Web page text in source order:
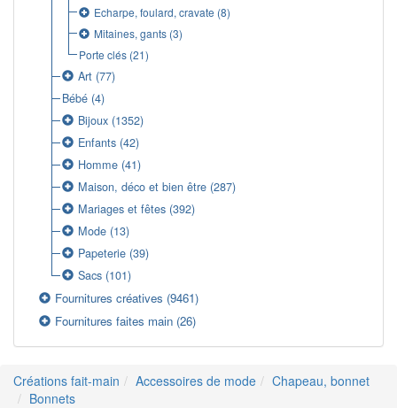
Echarpe, foulard, cravate (8)
Mitaines, gants(3)
Porte clés(21)
Art (77)
Bébé (4)
Bijoux (1352)
Enfants (42)
Homme (41)
Maison, déco et bien être (287)
Mariages et fêtes (392)
Mode (13)
Papeterie (39)
Sacs (101)
Fournitures créatives (9461)
Fournitures faites main (26)
Créations fait-main Accessoires de mode
Chapeau, bonnet
Bonnets